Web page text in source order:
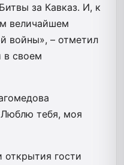
за Кавказ. И, к
величайшем
войны», – отметил
в своем
тебя, моя
открытия гости